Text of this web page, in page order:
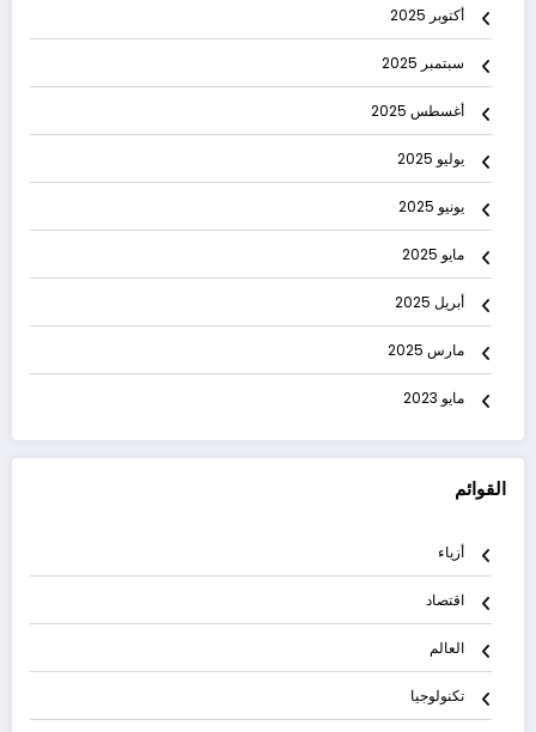
أكتوبر 2025
سبتمبر 2025
أغسطس 2025
يوليو 2025
يونيو 2025
مايو 2025
أبريل 2025
مارس 2025
مايو 2023
القوائم
أزياء
اقتصاد
العالم
تكنولوجيا